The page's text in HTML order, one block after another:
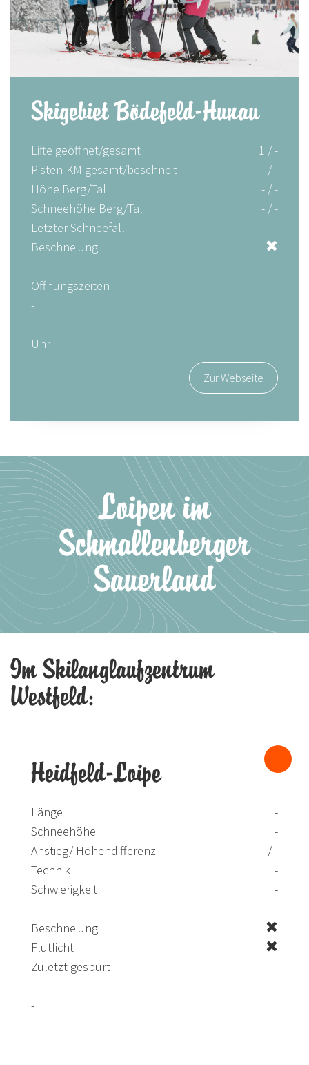
Skigebiet Bödefeld-Hunau
Lifte geöffnet/gesamt
1 / -
Pisten-KM gesamt/beschneit
- / -
Höhe Berg/Tal
- / -
Schneehöhe Berg/Tal
- / -
Letzter Schneefall
-
Beschneiung
Öffnungszeiten
-
Uhr
Zur Webseite
Loipen im
Schmallenberger
Sauerland
Im Skilanglaufzentrum
Westfeld:
Heidfeld-Loipe
Länge
-
Schneehöhe
-
Anstieg/ Höhendifferenz
- / -
Technik
-
Schwierigkeit
-
Beschneiung
Flutlicht
Zuletzt gespurt
-
-